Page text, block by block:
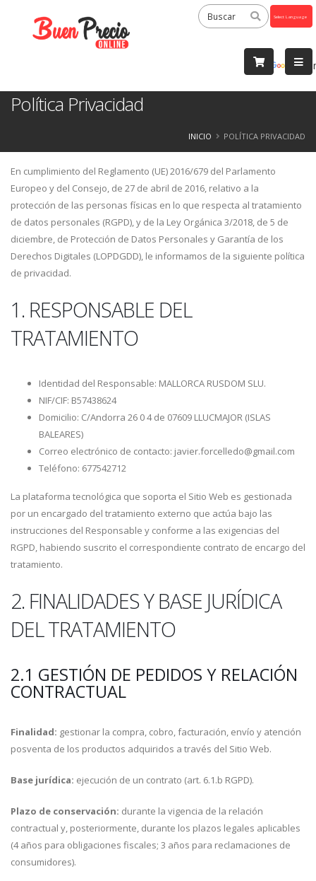
by
Política Privacidad
INICIO POLÍTICA PRIVACIDAD
En cumplimiento del Reglamento (UE) 2016/679 del Parlamento
Europeo y del Consejo, de 27 de abril de 2016, relativo a la
protección de las personas físicas en lo que respecta al tratamiento
de datos personales (RGPD), y de la Ley Orgánica 3/2018, de 5 de
diciembre, de Protección de Datos Personales y Garantía de los
Derechos Digitales (LOPDGDD), le informamos de la siguiente política
de privacidad.
1. RESPONSABLE DEL
TRATAMIENTO
Identidad del Responsable: MALLORCA RUSDOM SLU.
NIF/CIF: B57438624
Domicilio: C/Andorra 26 0 4 de 07609 LLUCMAJOR (ISLAS
BALEARES)
Correo electrónico de contacto: javier.forcelledo@gmail.com
Teléfono: 677542712
La plataforma tecnológica que soporta el Sitio Web es gestionada
por un encargado del tratamiento externo que actúa bajo las
instrucciones del Responsable y conforme a las exigencias del
RGPD, habiendo suscrito el correspondiente contrato de encargo del
tratamiento.
2. FINALIDADES Y BASE JURÍDICA
DEL TRATAMIENTO
2.1 GESTIÓN DE PEDIDOS Y RELACIÓN
CONTRACTUAL
Finalidad: gestionar la compra, cobro, facturación, envío y atención
posventa de los productos adquiridos a través del Sitio Web.
Base jurídica: ejecución de un contrato (art. 6.1.b RGPD).
Plazo de conservación: durante la vigencia de la relación
contractual y, posteriormente, durante los plazos legales aplicables
(4 años para obligaciones fiscales; 3 años para reclamaciones de
consumidores).